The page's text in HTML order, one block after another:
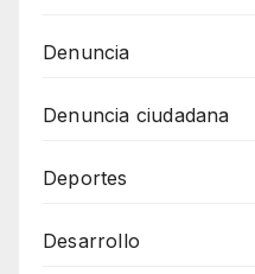
Denuncia
Denuncia ciudadana
Deportes
Desarrollo